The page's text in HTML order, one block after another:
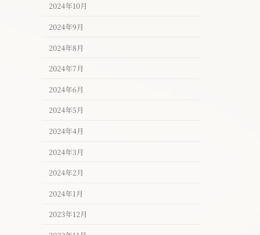
2024年10月
2024年9月
2024年8月
2024年7月
2024年6月
2024年5月
2024年4月
2024年3月
2024年2月
2024年1月
2023年12月